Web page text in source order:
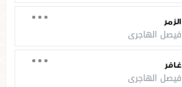
الزمر
فيصل الهاجري
غافر
فيصل الهاجري